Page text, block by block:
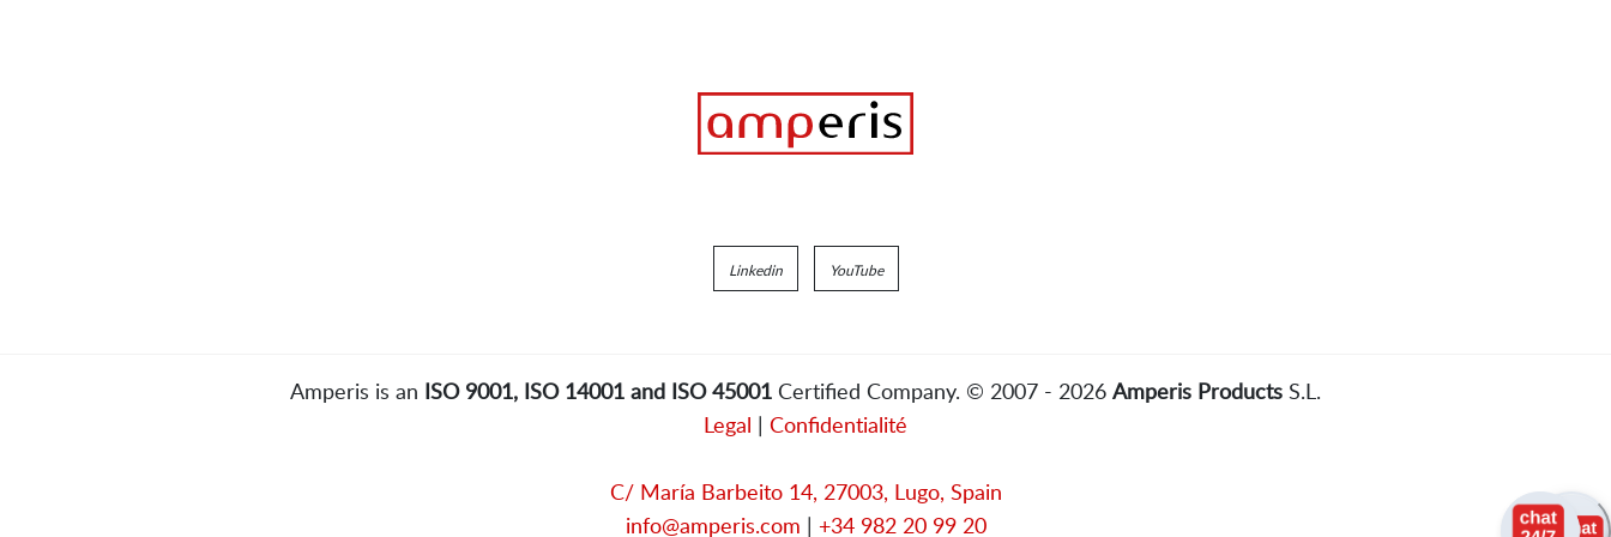
Linkedin YouTube
Amperis is an ISO 9001, ISO 14001 and ISO 45001 Certified Company. © 2007 - 2026 Amperis Products S.L.
Legal | Confidentialité
C/ María Barbeito 14, 27003, Lugo, Spain
info@amperis.com | +34 982 20 99 20